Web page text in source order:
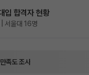
합격자 현황
서울대 16명
족도 조사